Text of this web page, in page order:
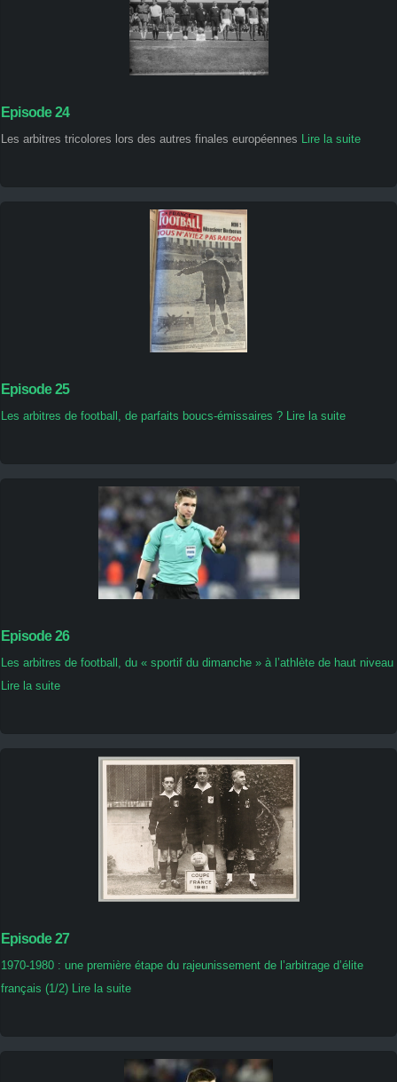
Episode 24
Les arbitres tricolores lors des autres finales européennes Lire la suite
Episode 25
Les arbitres de football, de parfaits boucs-émissaires ? Lire la suite
Episode 26
Les arbitres de football, du « sportif du dimanche » à l’athlète de haut niveau
Lire la suite
Episode 27
1970-1980 : une première étape du rajeunissement de l’arbitrage d’élite
français (1/2) Lire la suite